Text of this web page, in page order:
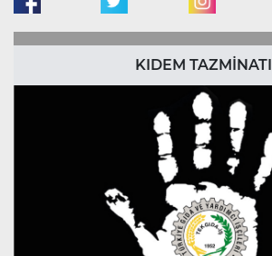
KIDEM TAZMİNATI